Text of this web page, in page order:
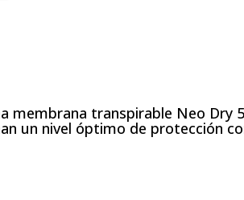
transpirable Neo Dry
un nivel óptimo de protección